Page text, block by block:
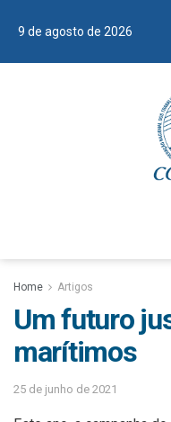
9 de agosto de 2026
Home Artigos
Um futuro
marítimos
25 de junho de 2021